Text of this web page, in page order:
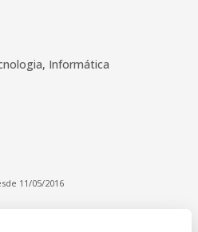
Informática
11/05/2016